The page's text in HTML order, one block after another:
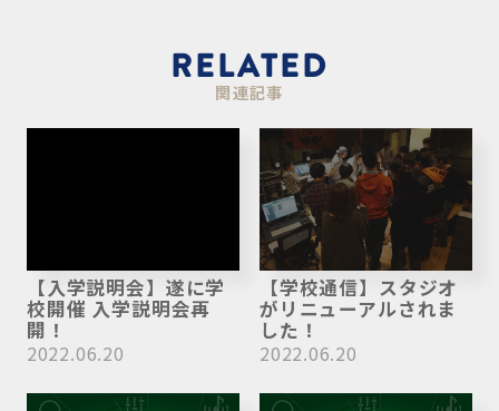
RELATED
関連記事
【入学説明会】遂に学
校開催 入学説明会再
開！
2022.06.20
【学校通信】スタジオ
がリニューアルされま
した！
2022.06.20